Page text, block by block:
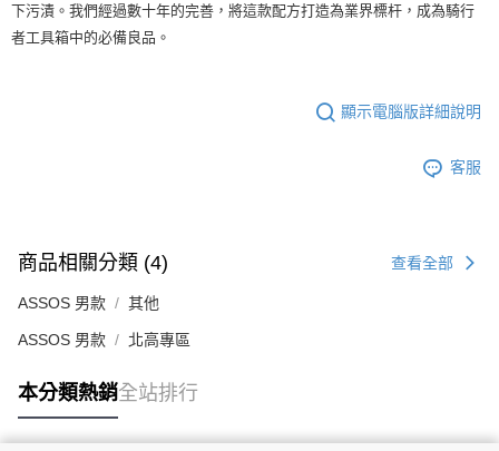
離島宅配
每筆NT$100
下污漬。我們經過數十年的完善，將這款配方打造為業界標杆，成為騎行
者工具箱中的必備良品。
顯示電腦版詳細說明
客服
商品相關分類 (4) 查看全部
ASSOS 男款 其他
ASSOS 男款 北高專區
本分類熱銷全站排行